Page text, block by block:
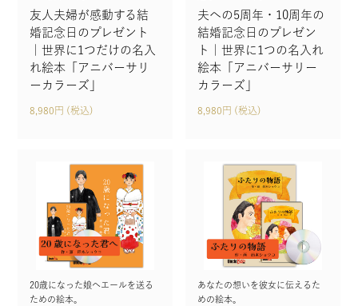
友人夫婦が感動する結
婚記念日のプレゼント
｜世界に1つだけの名入
れ絵本「アニバーサリ
ーカラーズ」
8,980円 (税込)
夫への5周年・10周年の
結婚記念日のプレゼン
ト｜世界に1つの名入れ
絵本「アニバーサリー
カラーズ」
8,980円 (税込)
20歳になった娘へエールを送る
ための絵本。
あなたの想いを彼女に伝えるた
めの絵本。